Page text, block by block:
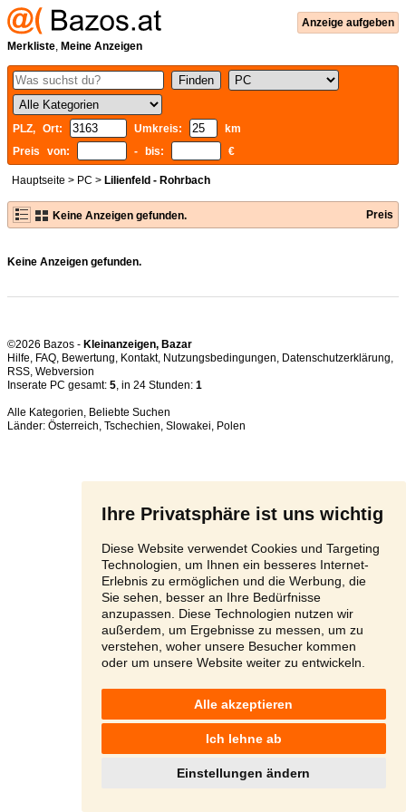
Ihre Privatsphäre ist uns wichtig
Diese Website verwendet Cookies und Targeting
Technologien, um Ihnen ein besseres Internet-
Erlebnis zu ermöglichen und die Werbung, die
Sie sehen, besser an Ihre Bedürfnisse
anzupassen. Diese Technologien nutzen wir
außerdem, um Ergebnisse zu messen, um zu
verstehen, woher unsere Besucher kommen
oder um unsere Website weiter zu entwickeln.
Alle akzeptieren
Ich lehne ab
Einstellungen ändern
Anzeige aufgeben
Merkliste, Meine Anzeigen
PLZ, Ort: Umkreis:
km
Preis von:
- bis: €
Hauptseite > PC > Lilienfeld - Rohrbach
Keine Anzeigen gefunden. Preis
Keine Anzeigen gefunden.
©2026 Bazos - Kleinanzeigen, Bazar
Hilfe, FAQ, Bewertung, Kontakt, Nutzungsbedingungen, Datenschutzerklärung,
RSS,
Inserate PC gesamt: 5, in 24 Stunden: 1
Alle Kategorien, Beliebte Suchen
Länder: Österreich, Tschechien, Slowakei, Polen